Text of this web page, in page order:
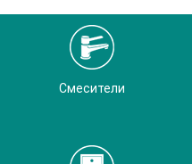
Смесители